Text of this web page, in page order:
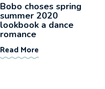
Bobo choses spring
summer 2020
lookbook a dance
romance
Read More